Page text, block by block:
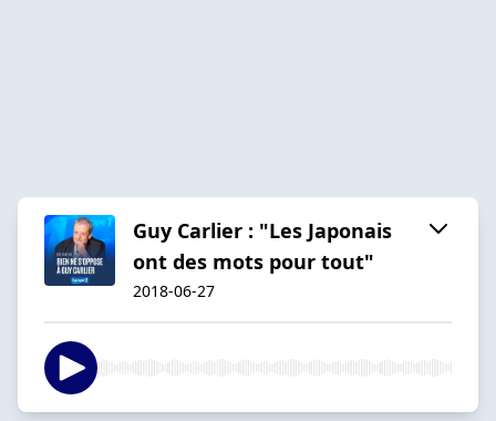
Guy Carlier : "Les Japonais
ont des mots pour tout"
2018-06-27